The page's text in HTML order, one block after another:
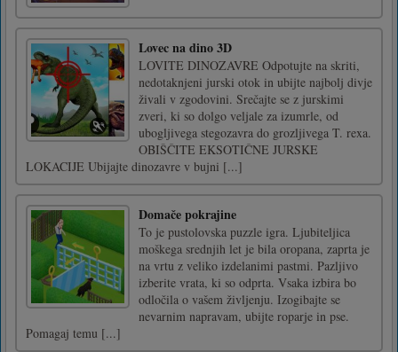
Lovec na dino 3D
LOVITE DINOZAVRE Odpotujte na skriti,
nedotaknjeni jurski otok in ubijte najbolj divje
živali v zgodovini. Srečajte se z jurskimi
zveri, ki so dolgo veljale za izumrle, od
ubogljivega stegozavra do grozljivega T. rexa.
OBIŠČITE EKSOTIČNE JURSKE
LOKACIJE Ubijajte dinozavre v bujni [...]
Domače pokrajine
To je pustolovska puzzle igra. Ljubiteljica
moškega srednjih let je bila oropana, zaprta je
na vrtu z veliko izdelanimi pastmi. Pazljivo
izberite vrata, ki so odprta. Vsaka izbira bo
odločila o vašem življenju. Izogibajte se
nevarnim napravam, ubijte roparje in pse.
Pomagaj temu [...]